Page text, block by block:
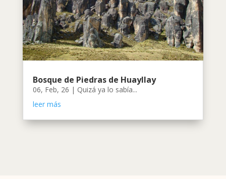
Bosque de Piedras de Huayllay
06, Feb, 26 | Quizá ya lo sabía...
leer más